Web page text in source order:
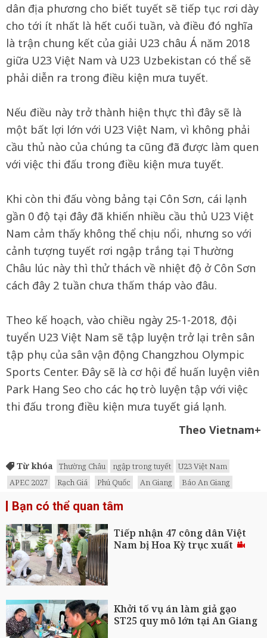
dân địa phương cho biết tuyết sẽ tiếp tục rơi dày
cho tới ít nhất là hết cuối tuần, và điều đó nghĩa
là trận chung kết của giải U23 châu Á năm 2018
giữa U23 Việt Nam và U23 Uzbekistan có thể sẽ
phải diễn ra trong điều kiện mưa tuyết.
Nếu điều này trở thành hiện thực thì đây sẽ là
một bất lợi lớn với U23 Việt Nam, vì không phải
cầu thủ nào của chúng ta cũng đã được làm quen
với việc thi đấu trong điều kiện mưa tuyết.
Khi còn thi đấu vòng bảng tại Côn Sơn, cái lạnh
gần 0 độ tại đây đã khiến nhiều cầu thủ U23 Việt
Nam cảm thấy không thể chịu nổi, nhưng so với
cảnh tượng tuyết rơi ngập trắng tại Thường
Châu lúc này thì thử thách về nhiệt độ ở Côn Sơn
cách đây 2 tuần chưa thấm tháp vào đâu.
Theo kế hoạch, vào chiều ngày 25-1-2018, đội
tuyển U23 Việt Nam sẽ tập luyện trở lại trên sân
tập phụ của sân vận động Changzhou Olympic
Sports Center. Đây sẽ là cơ hội để huấn luyện viên
Park Hang Seo cho các học trò luyện tập với việc
thi đấu trong điều kiện mưa tuyết giá lạnh.
Theo Vietnam+
Từ khóa Thường Châu ngập trong tuyết
U23 Việt Nam
APEC 2027
Rạch Giá Phú Quốc An Giang Báo An Giang
Bạn có thể quan tâm
Tiếp nhận 47 công dân Việt
Nam bị Hoa Kỳ trục xuất
Khởi tố vụ án làm giả gạo
ST25 quy mô lớn tại An Giang